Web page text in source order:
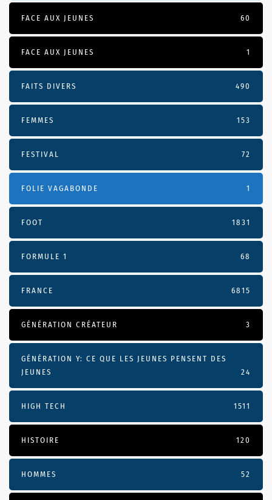
FACE AUX JEUNES 60
FACE AUX JEUNES 1
FAITS DIVERS 490
FEMMES 153
FESTIVAL 72
FOLIE VAGABONDE 1
FOOT 1831
FORMULE 1 68
FRANCE 6815
GÉNÉRATION CRÉATEUR 3
GÉNÉRATION Y: CE QUE LES JEUNES PENSENT DES
JEUNES
24
HIGH TECH 1511
HISTOIRE 120
HOMMES 52